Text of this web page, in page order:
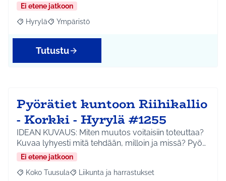
Ei etene jatkoon
Rajaa tulokset aihepiirin mukaan: Hyrylä
Hyrylä Rajaa tulokset teeman mukaan: Ympäristö
Ympäristö
Tutustu
Pyörätiet kuntoon Riihikallio
- Korkki - Hyrylä #1255
IDEAN KUVAUS: Miten muutos voitaisiin toteuttaa?
Kuvaa lyhyesti mitä tehdään, milloin ja missä? Pyö…
Ei etene jatkoon
Rajaa tulokset aihepiirin mukaan: Koko Tuusula
Koko Tuusula Rajaa tulokset teeman mukaan: Liikunta ja
Liikunta ja harrastukset